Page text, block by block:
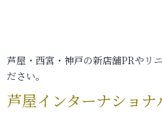
芦屋・西宮・神戸の新店舗PRやリ
ださい。
芦屋インターナショナ